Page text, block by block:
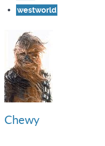
westworld
Chewy